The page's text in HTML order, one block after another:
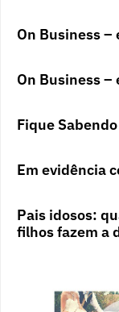
On Business –
On Business –
Fique
Em evidência
Pais idosos:
filhos fazem a